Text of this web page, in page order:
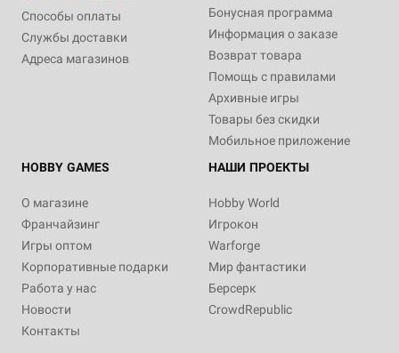
Способы оплаты
Службы доставки
Адреса магазинов
Бонусная программа
Информация о заказе
Возврат товара
Помощь с правилами
Архивные игры
Товары без скидки
Мобильное приложение
HOBBY GAMES
О магазине
Франчайзинг
Игры оптом
Корпоративные подарки
Работа у нас
Новости
Контакты
НАШИ ПРОЕКТЫ
Hobby World
Игрокон
Warforge
Мир фантастики
Берсерк
CrowdRepublic